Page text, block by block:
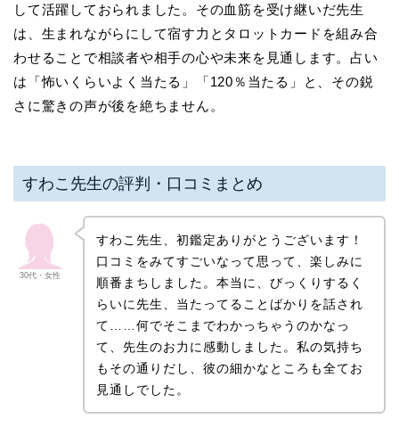
して活躍しておられました。その血筋を受け継いだ先生
は、生まれながらにして宿す力とタロットカードを組み合
わせることで相談者や相手の心や未来を見通します。占い
は「怖いくらいよく当たる」「120％当たる」と、その鋭
さに驚きの声が後を絶ちません。
すわこ先生の評判・口コミまとめ
30代・女性
すわこ先生、初鑑定ありがとうございます！
口コミをみてすごいなって思って、楽しみに
順番まちしました。本当に、びっくりするく
らいに先生、当たってることばかりを話され
て……何でそこまでわかっちゃうのかなっ
て、先生のお力に感動しました。私の気持ち
もその通りだし、彼の細かなところも全てお
見通しでした。